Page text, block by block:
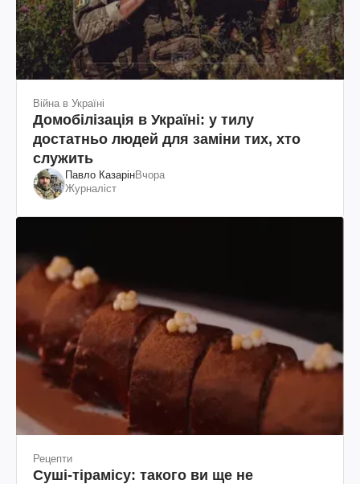
Війна в Україні
Домобілізація в Україні: у тилу
достатньо людей для заміни тих, хто
служить
Павло КазарінВчора
Журналіст
Рецепти
Суші-тірамісу: такого ви ще не